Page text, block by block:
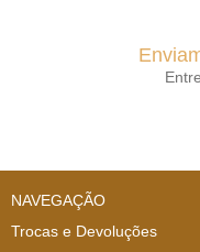
NAVEGAÇÃO
Trocas e Devoluções